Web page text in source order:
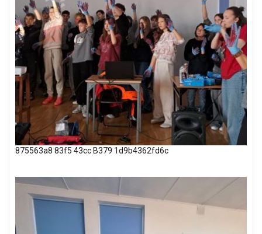
875563a8 83f5 43cc B379 1d9b4362fd6c